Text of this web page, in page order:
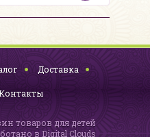
Доставка
товаров для детей
в Digital Clouds